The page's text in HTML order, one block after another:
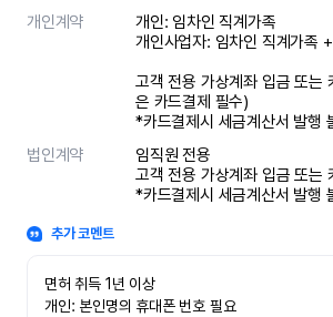
개인계약
개인: 임차인 직계가족
개인사업자: 임차인 직계가족
고객 전용 가상계좌 입금 또는
은 카드결제 필수)
*카드결제시 세금계산서 발행
법인계약
임직원 전용
고객 전용 가상계좌 입금 또는
*카드결제시 세금계산서 발행
추가 코멘트
면허 취득 1년 이상
개인: 본인명의 휴대폰 번호 필요